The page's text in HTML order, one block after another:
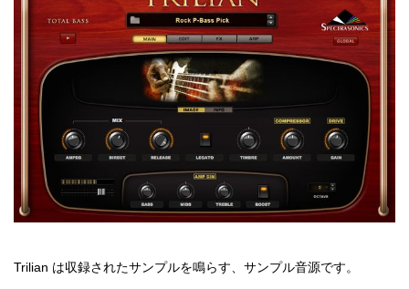
Trilian は収録されたサンプルを鳴らす、サンプル音源です。